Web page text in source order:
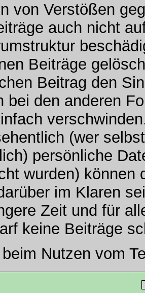
von Verstößen
auch nicht
Beiträge
Beitrag den
bei den anderen
(wer
persönliche
wurden) können
im Klaren
Zeit und für
keine Beiträge
Nutzen vom